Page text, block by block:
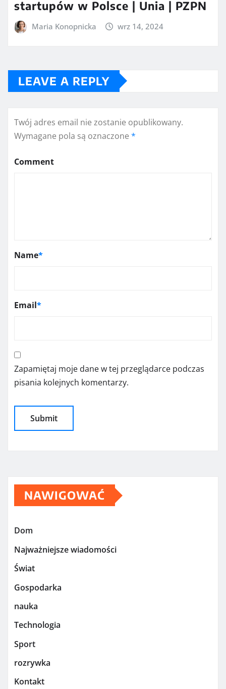
startupów w Polsce | Unia | PZPN
Maria Konopnicka wrz 14, 2024
LEAVE A REPLY
Twój adres email nie zostanie opublikowany.
Wymagane pola są oznaczone *
Comment
Name*
Email*
Zapamiętaj moje dane w tej przeglądarce podczas
pisania kolejnych komentarzy.
NAWIGOWAĆ
Dom
Najważniejsze wiadomości
Świat
Gospodarka
nauka
Technologia
Sport
rozrywka
Kontakt